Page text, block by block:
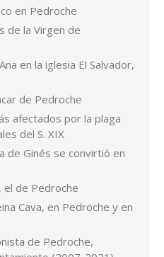
en Pedroche
de la Virgen de
en la iglesia El Salvador,
de Pedroche
afectados por la plaga
del S. XIX
de Ginés se convirtió en
el de Pedroche
Cava, en Pedroche y en
de Pedroche,